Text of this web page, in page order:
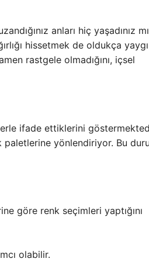
anları hiç yaşadınız
hissetmek de oldukça
rastgele olmadığını, içsel
ifade ettiklerini
yönlendiriyor. Bu
göre renk seçimleri yaptığını
olabilir.